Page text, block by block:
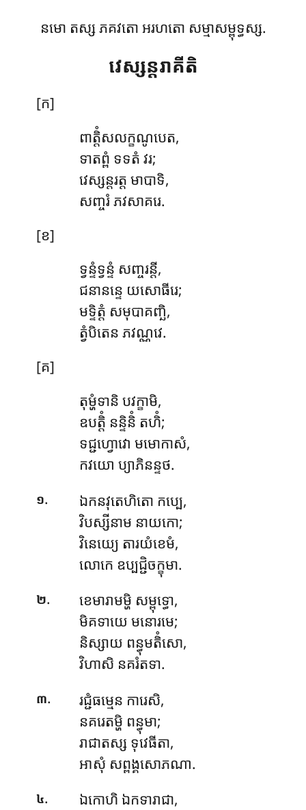
នមោ តស្ស ភគវតោ អរហតោ សម្មាសម្ពុទ្ធស្ស.
វេស្សន្តរាគីតិ
[ក]
ពាត្តិំសលក្ខណូបេត,
ទាតព្ពំ ទទតំ វរ;
វេស្សន្តរត្ត មាបាទិ,
សញ្ចរំ ភវសាគរេ.
[ខ]
ទ្វន្ទំទ្វន្ទំ សញ្ចរន្តី,
ជនានន្ទេ យសោធីរេ;
មទ្ទិត្តំ សមុបាគញ្ឆិ,
ត្វំបិតេន ភវណ្ណវេ.
[គ]
តុម្ហំទានិ បវក្ខាមិ,
ឧបត្តិំ នន្ទិនិំ តហិំ;
ទជ្ជហ្វោវោ មមោកាសំ,
កវយោ ប្យាភិនន្ទថ.
១.
ឯកនវុតេហិតោ កប្បេ,
វិបស្សីនាម នាយកោ;
វិនេយ្យេ តារយំខេមំ,
លោកេ ឧប្បជ្ជិចក្ខុមា.
២.
ខេមារាមម្ហិ សម្ពុទ្ធោ,
មិគទាយេ មនោរមេ;
និស្សាយ ពន្ធុមតិំសោ,
វិហាសិ នគរំតទា.
៣.
រជ្ជំធម្មេន ការេសិ,
នគរេតម្ហិ ពន្ធុមា;
រាជាតស្ស ទុវេធីតា,
អាសុំ សព្ពង្គសោភណា.
៤. ឯកោហិ ឯកទារាជា,